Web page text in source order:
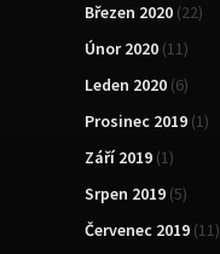
Březen 2020 (22)
Únor 2020 (11)
Leden 2020 (6)
Prosinec 2019 (1)
Září 2019 (1)
Srpen 2019 (5)
Červenec 2019 (11)